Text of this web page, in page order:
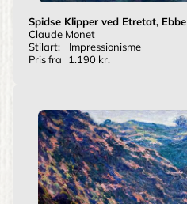
Spidse Klipper ved Etretat, Ebbe
Claude Monet
Stilart:
Impressionisme
Pris fra
1.190 kr.